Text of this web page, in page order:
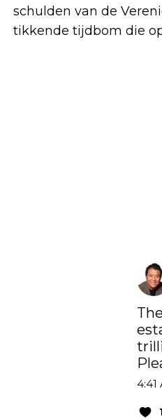
schulden van de
tikkende tijdbom die
4:41